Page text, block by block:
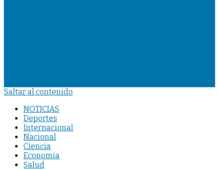
Saltar al contenido
NOTICIAS
Deportes
Internacional
Nacional
Ciencia
Economia
Salud